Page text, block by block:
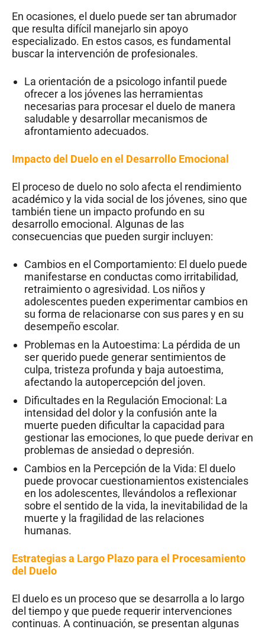
En ocasiones, el duelo puede ser tan abrumador
que resulta difícil manejarlo sin apoyo
especializado. En estos casos, es fundamental
buscar la intervención de profesionales.
La orientación de a psicologo infantil puede
ofrecer a los jóvenes las herramientas
necesarias para procesar el duelo de manera
saludable y desarrollar mecanismos de
afrontamiento adecuados.
Impacto del Duelo en el Desarrollo Emocional
El proceso de duelo no solo afecta el rendimiento
académico y la vida social de los jóvenes, sino que
también tiene un impacto profundo en su
desarrollo emocional. Algunas de las
consecuencias que pueden surgir incluyen:
Cambios en el Comportamiento: El duelo puede
manifestarse en conductas como irritabilidad,
retraimiento o agresividad. Los niños y
adolescentes pueden experimentar cambios en
su forma de relacionarse con sus pares y en su
desempeño escolar.
Problemas en la Autoestima: La pérdida de un
ser querido puede generar sentimientos de
culpa, tristeza profunda y baja autoestima,
afectando la autopercepción del joven.
Dificultades en la Regulación Emocional: La
intensidad del dolor y la confusión ante la
muerte pueden dificultar la capacidad para
gestionar las emociones, lo que puede derivar en
problemas de ansiedad o depresión.
Cambios en la Percepción de la Vida: El duelo
puede provocar cuestionamientos existenciales
en los adolescentes, llevándolos a reflexionar
sobre el sentido de la vida, la inevitabilidad de la
muerte y la fragilidad de las relaciones
humanas.
Estrategias a Largo Plazo para el Procesamiento
del Duelo
El duelo es un proceso que se desarrolla a lo largo
del tiempo y que puede requerir intervenciones
continuas. A continuación, se presentan algunas